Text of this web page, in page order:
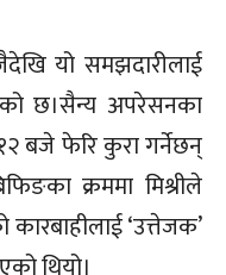
यो समझदारीलाई
छ।सैन्य अपरेसनका
बजे फेरि कुरा गर्नेछन्
क्रममा मिश्रीले
‘उत्तेजक’